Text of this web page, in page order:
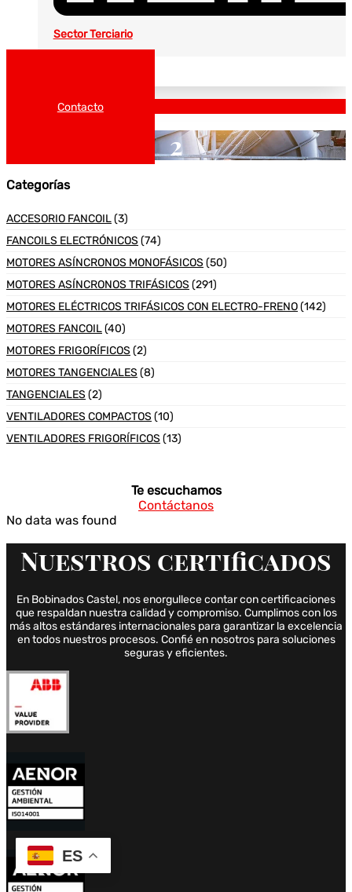
Sector Terciario
Contacto
2
Categorías
ACCESORIO FANCOIL(3)
FANCOILS ELECTRÓNICOS (74)
MOTORES ASÍNCRONOS MONOFÁSICOS (50)
MOTORES ASÍNCRONOS TRIFÁSICOS (291)
MOTORES ELÉCTRICOS TRIFÁSICOS CON ELECTRO-FRENO(142)
MOTORES FANCOIL(40)
MOTORES FRIGORÍFICOS (2)
MOTORES TANGENCIALES (8)
TANGENCIALES (2)
VENTILADORES COMPACTOS (10)
VENTILADORES FRIGORÍFICOS (13)
Te escuchamos
Contáctanos
No data was found
Nuestros certificados
En Bobinados Castel, nos enorgullece contar con certificaciones
que respaldan nuestra calidad y compromiso. Cumplimos con los
más altos estándares internacionales para garantizar la excelencia
en todos nuestros procesos. Confié en nosotros para soluciones
seguras y eficientes.
ES